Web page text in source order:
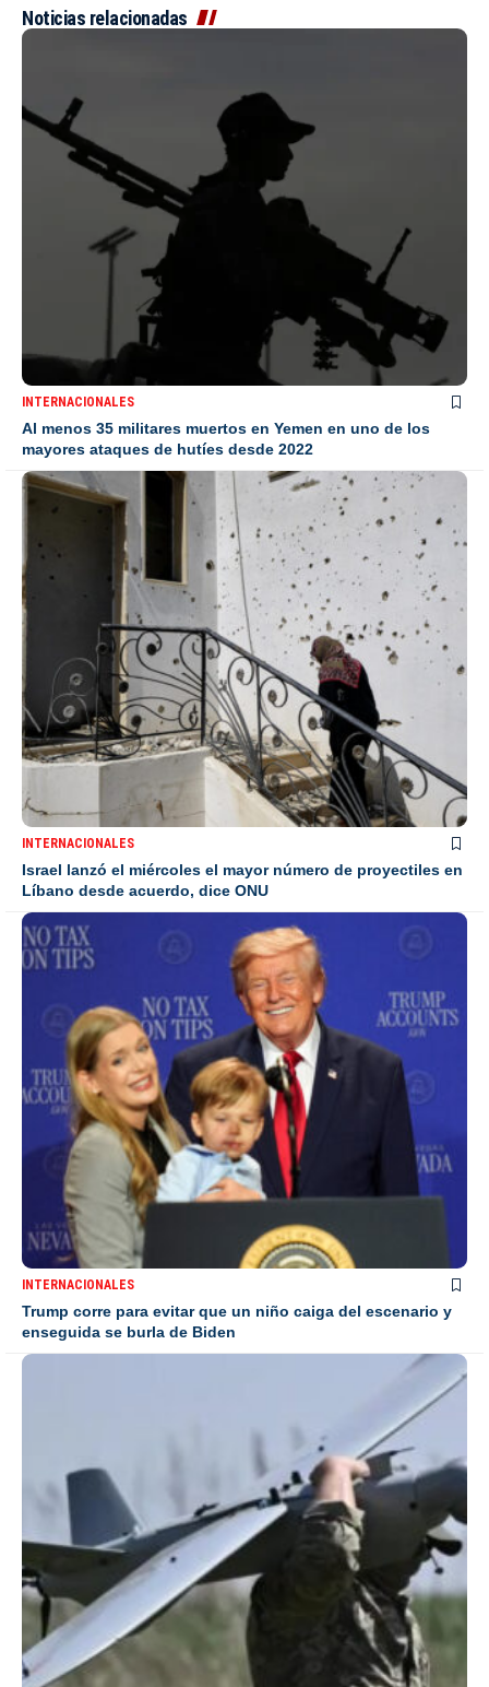
Noticias relacionadas
INTERNACIONALES
Al menos 35 militares muertos en Yemen en uno de los
mayores ataques de hutíes desde 2022
INTERNACIONALES
Israel lanzó el miércoles el mayor número de proyectiles en
Líbano desde acuerdo, dice ONU
INTERNACIONALES
Trump corre para evitar que un niño caiga del escenario y
enseguida se burla de Biden